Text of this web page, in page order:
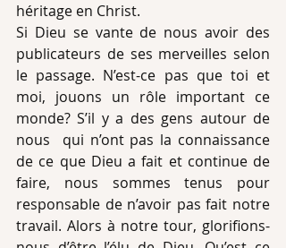
héritage en Christ.
Si Dieu se vante de nous avoir des
publicateurs de ses merveilles selon
le passage. N’est-ce pas que toi et
moi, jouons un rôle important ce
monde? S’il y a des gens autour de
nous  qui n’ont pas la connaissance
de ce que Dieu a fait et continue de
faire, nous sommes tenus pour
responsable de n’avoir pas fait notre
travail. Alors à notre tour, glorifions-